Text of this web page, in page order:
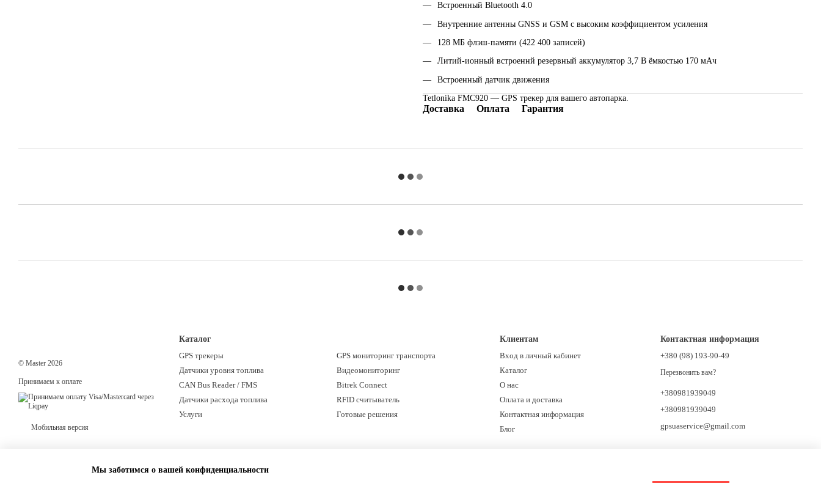
Встроенный Bluetooth 4.0
Внутренние антенны GNSS и GSM с высоким коэффициентом усиления
128 МБ флэш-памяти (422 400 записей)
Литий-ионный встроеннй резервный аккумулятор 3,7 В ёмкостью 170 мАч
Встроенный датчик движения
Tetlonika FMC920 — GPS трекер для вашего автопарка.
Доставка Оплата Гарантия
© Master 2026
Принимаем к оплате
Мобильная версия
Каталог
GPS трекеры
Датчики уровня топлива
CAN Bus Reader / FMS
Датчики расхода топлива
Услуги
GPS мониторинг транспорта
Видеомониторинг
Bitrek Connect
RFID считыватель
Готовые решения
Клиентам
Вход в личный кабинет
Каталог
О нас
Оплата и доставка
Контактная информация
Блог
Контактная информация
+380 (98) 193-90-49
Перезвонить вам?
+380981939049
+380981939049
gpsuaservice@gmail.com
Мы заботимся о вашей конфиденциальности